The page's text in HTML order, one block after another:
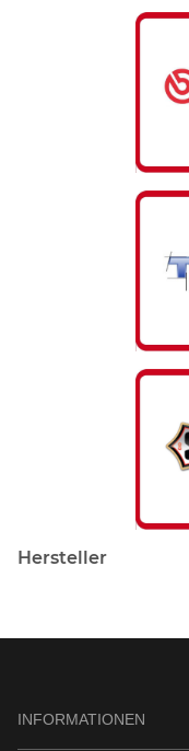
Hersteller
INFORMATIONEN